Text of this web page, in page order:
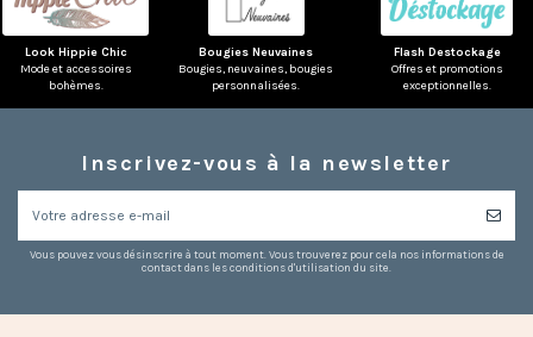
Look Hippie Chic
Mode et accessoires
bohèmes.
Bougies Neuvaines
Bougies, neuvaines, bougies
personnalisées.
Flash Destockage
Offres et promotions
exceptionnelles.
Inscrivez-vous à la newsletter
Vous pouvez vous désinscrire à tout moment. Vous trouverez pour cela nos informations de
contact dans les conditions d'utilisation du site.